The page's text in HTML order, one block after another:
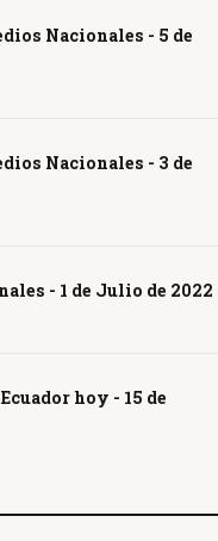
Nacionales - 5 de
Nacionales - 3 de
- 1 de Julio de 2022
hoy - 15 de